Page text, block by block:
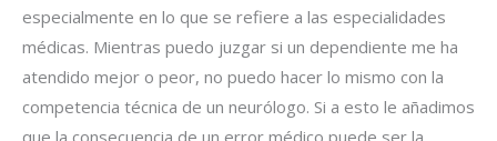
especialmente en lo que se refiere a las especialidades
médicas. Mientras puedo juzgar si un dependiente me ha
atendido mejor o peor, no puedo hacer lo mismo con la
competencia técnica de un neurólogo. Si a esto le añadimos
que la consecuencia de un error médico puede ser la